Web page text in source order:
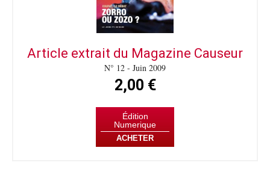
Article extrait du Magazine Causeur
N° 12 - Juin 2009
2,00 €
Édition
Numerique
ACHETER